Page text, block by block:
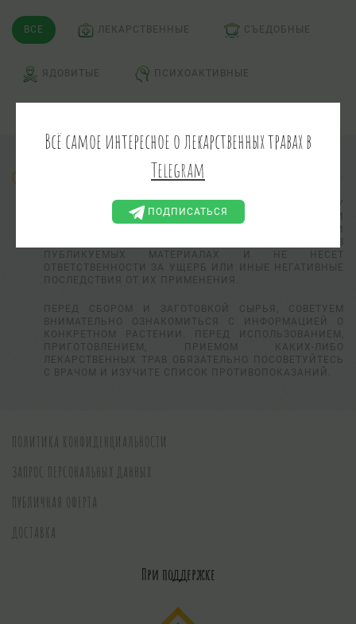
ВСЕ ЛЕКАРСТВЕННЫЕ СЪЕДОБНЫЕ
ЯДОВИТЫЕ ПСИХОАКТИВНЫЕ
Информация предоставлена в ознакомительных целях.
АДМИНИСТРАЦИЯ САЙТА НЕ ВЫПОЛНЯЕТ ПРОВЕРКУ
ПРАКТИЧЕСКОЙ ПРИМЕНИМОСТИ И
РАБОТОСПОСОБНОСТИ СОВЕТОВ, РЕЦЕПТОВ И
ПРАКТИЧЕСКИХ РЕКОМЕНДАЦИЙ, ИЗЛОЖЕННЫХ В
ПУБЛИКУЕМЫХ МАТЕРИАЛАХ И НЕ НЕСЕТ
ОТВЕТСТВЕННОСТИ ЗА УЩЕРБ ИЛИ ИНЫЕ НЕГАТИВНЫЕ
ПОСЛЕДСТВИЯ ОТ ИХ ПРИМЕНЕНИЯ.
ПЕРЕД СБОРОМ И ЗАГОТОВКОЙ СЫРЬЯ, СОВЕТУЕМ
ВНИМАТЕЛЬНО ОЗНАКОМИТЬСЯ С ИНФОРМАЦИЕЙ О
КОНКРЕТНОМ РАСТЕНИИ. ПЕРЕД ИСПОЛЬЗОВАНИЕМ,
ПРИГОТОВЛЕНИЕМ, ПРИЕМОМ КАКИХ-ЛИБО
ЛЕКАРСТВЕННЫХ ТРАВ ОБЯЗАТЕЛЬНО ПОСОВЕТУЙТЕСЬ
С ВРАЧОМ И ИЗУЧИТЕ СПИСОК ПРОТИВОПОКАЗАНИЙ.
ПОЛИТИКА КОНФИДЕНЦИАЛЬНОСТИ
ЗАПРОС ПЕРСОНАЛЬНЫХ ДАННЫХ
ПУБЛИЧНАЯ ОФЕРТА
ДОСТАВКА
При поддержке
Всё самое интересное о лекарственных травах в
Telegram
ПОДПИСАТЬСЯ